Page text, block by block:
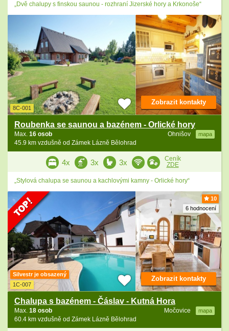
„Dvě chalupy s finskou saunou - rozhraní Jizerské hory a Krkonoše“
8C-001
Roubenka se saunou a bazénem - Orlické hory
Ohnišov mapa
Max. 16 osob
45.9 km vzdušně od Zámek Lázně Bělohrad
Zobrazit kontakty
4x 3x 3x
Ceník
ZDE
„Stylová chalupa se saunou a kachlovými kamny - Orlické hory“
10
6 hodnocení
Silvestr je obsazený
1C-007
Chalupa s bazénem - Čáslav - Kutná Hora
Močovice mapa
Max. 18 osob
60.4 km vzdušně od Zámek Lázně Bělohrad
Zobrazit kontakty